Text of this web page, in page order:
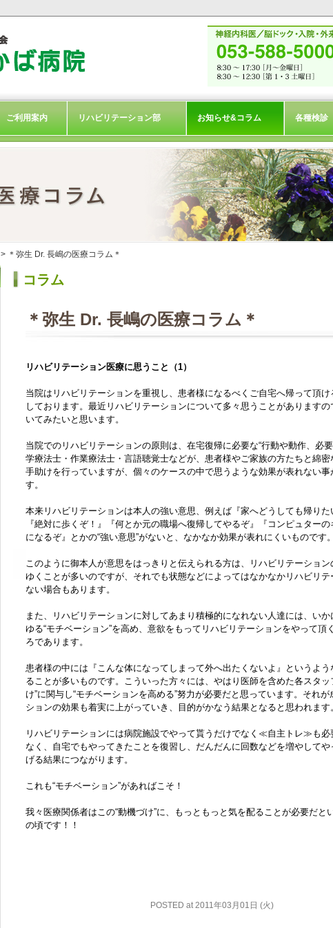
ご利用案内 リハビリテーション部 お知らせ&コラム 各種検診
> ＊弥生 Dr. 長嶋の医療コラム＊
コラム
＊弥生 Dr. 長嶋の医療コラム＊
リハビリテーション医療に思うこと（1）
当院はリハビリテーションを重視し、患者様になるべくご自宅へ帰って頂
しております。最近リハビリテーションについて多々思うことがあります
いてみたいと思います。
当院でのリハビリテーションの原則は、在宅復帰に必要な“行動や動作、必
学療法士・作業療法士・言語聴覚士などが、患者様やご家族の方たちと綿密
手助けを行っていますが、個々のケースの中で思うような効果が表れない事
す。
本来リハビリテーションは本人の強い意思、例えば『家へどうしても帰りた
『絶対に歩くぞ！』『何とか元の職場へ復帰してやるぞ』『コンピュター
になるぞ』とかの“強い意思”がないと、なかなか効果が表れにくいものです。
このように御本人が意思をはっきりと伝えられる方は、リハビリテーショ
ゆくことが多いのですが、それでも状態などによってはなかなかリハビリテ
ない場合もあります。
また、リハビリテーションに対してあまり積極的になれない人達には、いか
ゆる“モチベーション”を高め、意欲をもってリハビリテーションをやって頂
ろであります。
患者様の中には『こんな体になってしまって外へ出たくないよ』というよ
ることが多いものです。こういった方々には、やはり医師を含めた各スタッ
け”に関与し“モチベーションを高める”努力が必要だと思っています。それ
ションの効果も着実に上がっていき、目的がかなう結果となると思われます
リハビリテーションには病院施設でやって貰うだけでなく≪自主トレ≫も必
なく、自宅でもやってきたことを復習し、だんだんに回数などを増やして
げる結果につながります。
これも“モチベーション”があればこそ！
我々医療関係者はこの“動機づけ”に、もっともっと気を配ることが必要だと
の頃です！！
POSTED at 2011年03月01日 (火)